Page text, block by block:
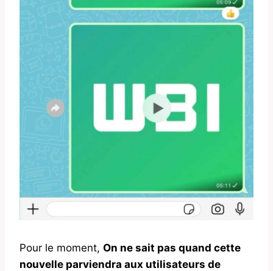
Pour le moment, On ne sait pas quand cette
nouvelle parviendra aux utilisateurs de